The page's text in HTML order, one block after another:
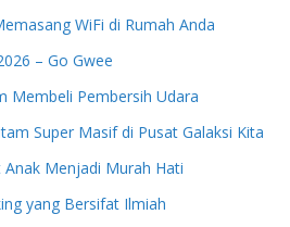
WiFi di Rumah Anda
– Go Gwee
Membeli Pembersih Udara
Super Masif di Pusat Galaksi Kita
Menjadi Murah Hati
yang Bersifat Ilmiah